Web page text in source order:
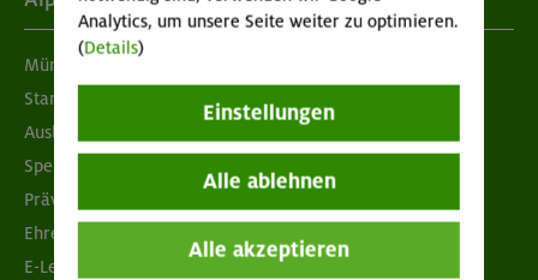
München & Oberland
Standorte
Ausbildung & Jobs
Spenden
Prävention sexualisierter Gewalt
Ehrenamtsbörse
E-Learning
Analytics, um unsere Seite weiter zu optimieren.
(Details)
Einstellungen
Alle ablehnen
Alle akzeptieren